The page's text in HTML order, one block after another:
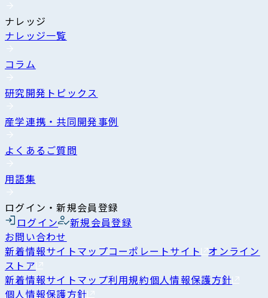
ナレッジ
ナレッジ一覧
コラム
研究開発トピックス
産学連携・共同開発事例
よくあるご質問
用語集
ログイン・新規会員登録
ログイン
新規会員登録
お問い合わせ
新着情報サイトマップコーポレートサイト オンライン
ストア
新着情報サイトマップ利用規約個人情報保護方針
個人情報保護方針